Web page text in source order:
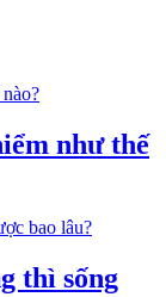
như thế
thì sống